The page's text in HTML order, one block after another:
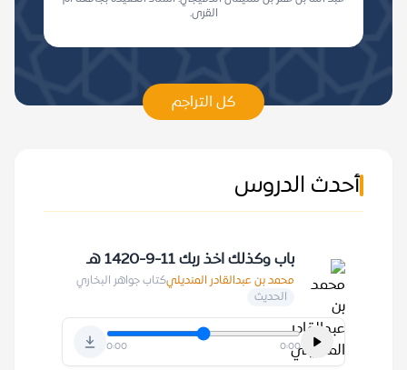
القرى.
كل التراجم
أحدث الدروس
باب وكذلك اخذ ربك 11-9-1420 هـ
محمد بن عبدالقادر المنديليكتاب جواهر البخاري
الحديث
0:00 0:00